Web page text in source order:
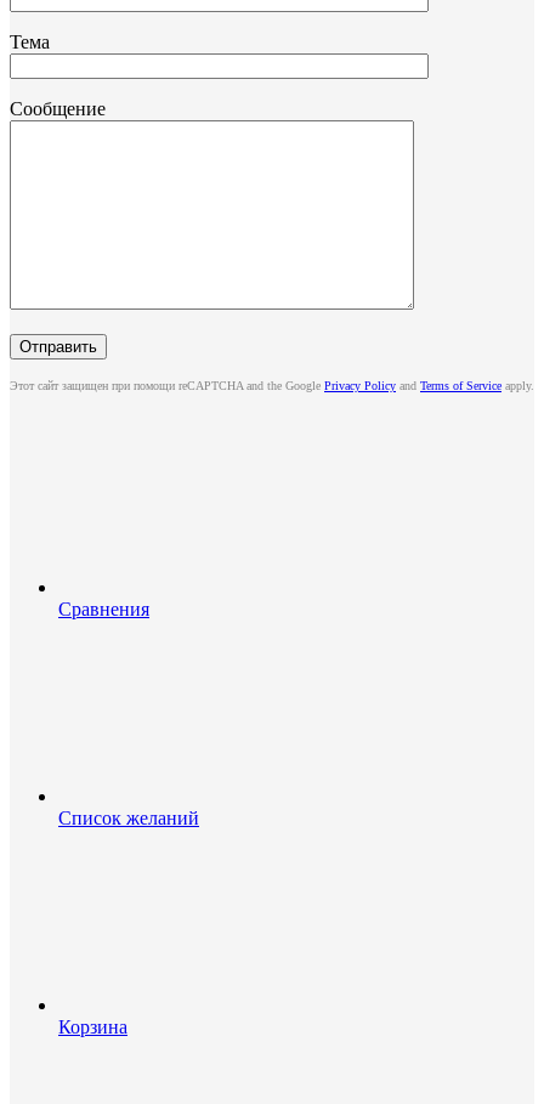
Тема
Сообщение
Этот сайт защищен при помощи reCAPTCHA and the Google Privacy Policy and Terms of Service apply.
Сравнения
Список желаний
Корзина